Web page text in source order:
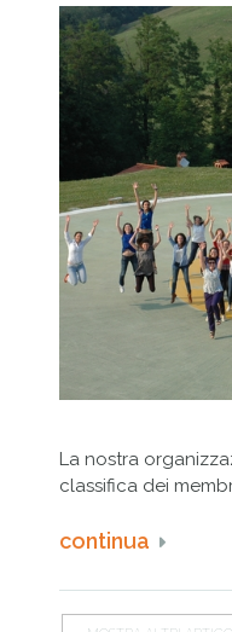
La nostra
classifica dei
continua